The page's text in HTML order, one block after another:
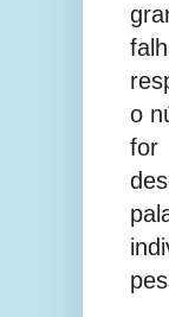
o
for